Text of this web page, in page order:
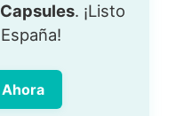
. ¡Listo